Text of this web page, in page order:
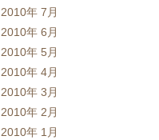
2010年 7月
2010年 6月
2010年 5月
2010年 4月
2010年 3月
2010年 2月
2010年 1月